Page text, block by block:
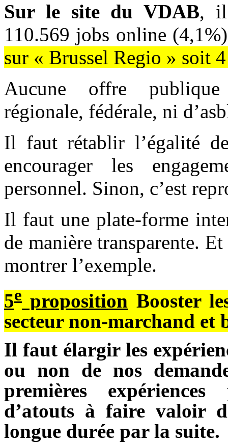
Sur le site du VDAB, il
110.569 jobs online
sur « Brussel Regio » soit
Aucune offre publique
régionale, fédérale, ni
Il faut rétablir l’égalité
encourager les
personnel. Sinon, c’est
Il faut une plate-forme
de manière transparente.
montrer l’exemple.
5e proposition Booster
secteur non-marchand et
Il faut élargir les
ou non de nos
premières
d’atouts à faire valoir
longue durée par la